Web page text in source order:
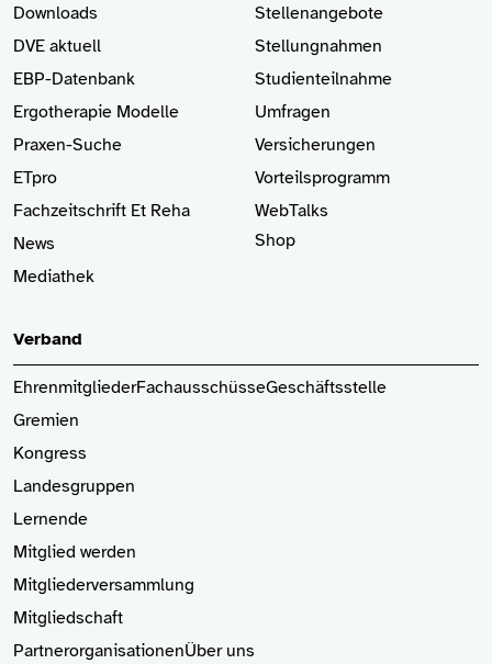
Downloads
DVE aktuell
EBP-Datenbank
Ergotherapie Modelle
Praxen-Suche
ETpro
Fachzeitschrift Et Reha
News
Mediathek
Stellenangebote
Stellungnahmen
Studienteilnahme
Umfragen
Versicherungen
Vorteilsprogramm
WebTalks
Shop
Verband
EhrenmitgliederFachausschüsseGeschäftsstelle
Gremien
Kongress
Landesgruppen
Lernende
Mitglied werden
Mitgliederversammlung
Mitgliedschaft
PartnerorganisationenÜber uns